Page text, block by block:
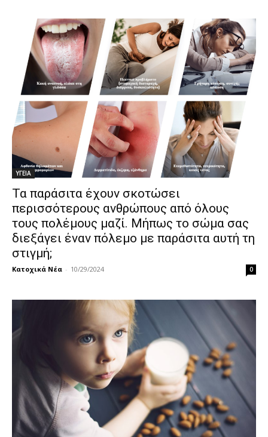
ΥΓΕΙΑ
Τα παράσιτα έχουν σκοτώσει
περισσότερους ανθρώπους από όλους
τους πολέμους μαζί. Μήπως το σώμα σας
διεξάγει έναν πόλεμο με παράσιτα αυτή τη
στιγμή;
Κατοχικά Νέα - 10/29/2024 0